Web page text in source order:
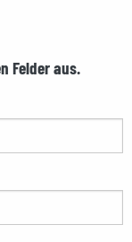
Felder aus.